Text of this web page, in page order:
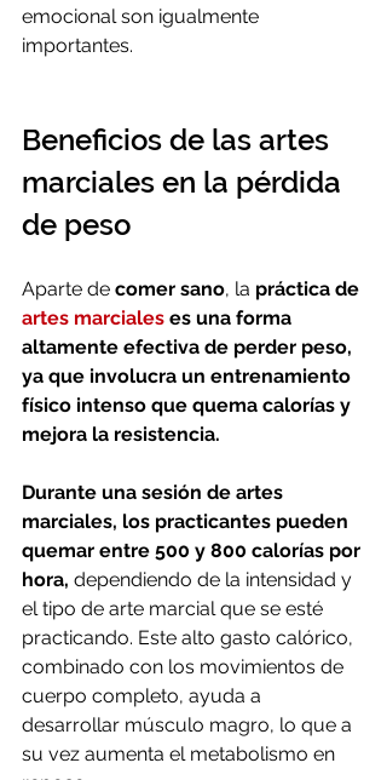
emocional son igualmente
importantes.
Beneficios de las artes
marciales en la pérdida
de peso
Aparte de comer sano, la práctica de
artes marciales es una forma
altamente efectiva de perder peso,
ya que involucra un entrenamiento
físico intenso que quema calorías y
mejora la resistencia.
Durante una sesión de artes
marciales, los practicantes pueden
quemar entre 500 y 800 calorías por
hora, dependiendo de la intensidad y
el tipo de arte marcial que se esté
practicando. Este alto gasto calórico,
combinado con los movimientos de
cuerpo completo, ayuda a
desarrollar músculo magro, lo que a
su vez aumenta el metabolismo en